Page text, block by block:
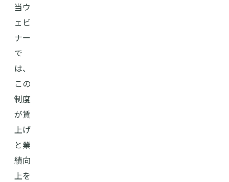
当ウ
ェビ
ナー
で
は、
この
制度
が賃
上げ
と業
績向
上を